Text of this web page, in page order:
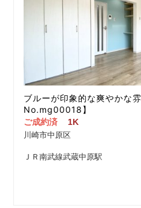
ブルーが印象的な爽やかな
No.mg00018】
ご成約済
1K
川崎市中原区
ＪＲ南武線武蔵中原駅